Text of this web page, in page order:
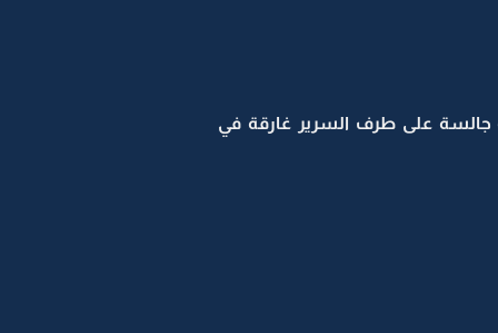
جالسة على طرف السرير غارقة في